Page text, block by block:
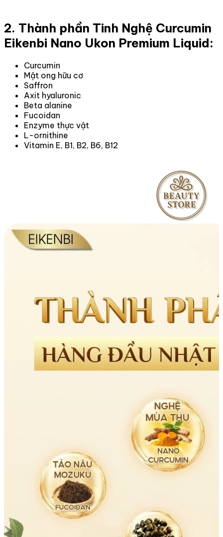
2. Thành phần Tinh Nghệ Curcumin
Eikenbi Nano Ukon Premium Liquid:
Curcumin
Mật ong hữu cơ
Saffron
Axit hyaluronic
Beta alanine
Fucoidan
Enzyme thực vật
L-ornithine
Vitamin E, B1, B2, B6, B12